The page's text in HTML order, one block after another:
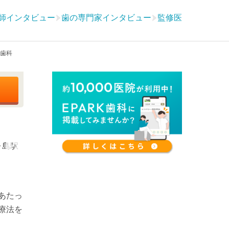
インタビュー 歯の専門家インタビュー 監修医
科
たっ
法を